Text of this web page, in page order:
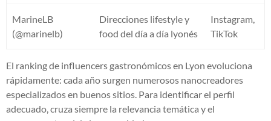
MarineLB
(@marinelb)
Direcciones lifestyle y
food del día a día lyonés
Instagram,
TikTok
El ranking de influencers gastronómicos en Lyon evoluciona
rápidamente: cada año surgen numerosos nanocreadores
especializados en buenos sitios. Para identificar el perfil
adecuado, cruza siempre la relevancia temática y el